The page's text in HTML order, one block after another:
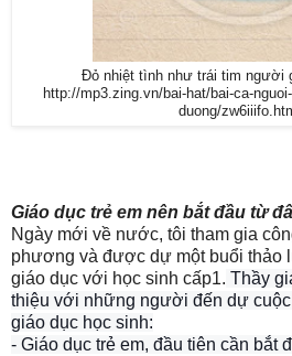
Đỏ nhiệt tình như trái tim người
http://mp3.zing.vn/bai-hat/bai-ca-
duong/
Giáo dục trẻ em nên bắt đầu từ
Ngày mới về nước, tôi tham gia
phương và được dự một buổi thảo
giáo dục với học sinh cấp1. Thầy
thiệu với những người đến dự
giáo dục học sinh:
- Giáo dục trẻ em, đầu tiên cần bắt